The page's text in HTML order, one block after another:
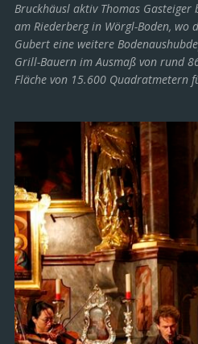
Bruckhäusl aktiv Thomas Gasteiger
am Riederberg in Wörgl-Boden, wo
Gubert eine weitere
Grill-Bauern im Ausmaß von rund
Fläche von 15.600 Quadratmetern